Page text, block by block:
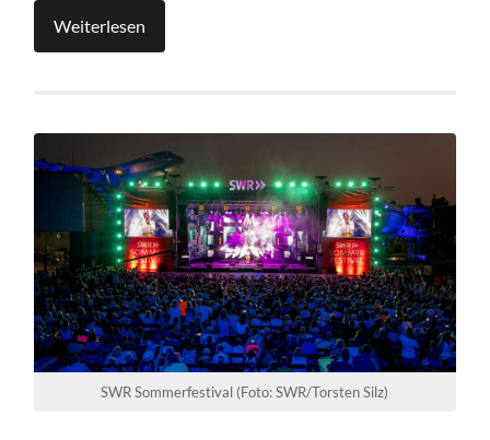
Weiterlesen
SWR Sommerfestival (Foto: SWR/Torsten Silz)